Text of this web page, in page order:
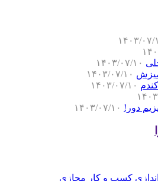
۰۷/۱۰
۱۰
۱۴۰۳/۰۷/۱۰
۱۴۰۳/۰۷/۱۰
۱۴۰۳/۰۷/۱۰
۱۰
دور! ۱۴۰۳/۰۷/۱۰